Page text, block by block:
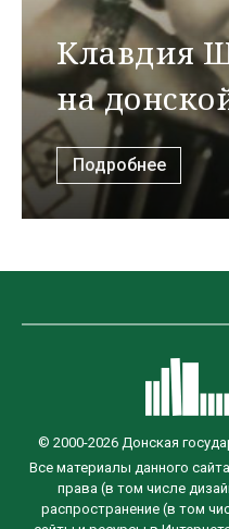
Клавдия
на
Подробнее
© 2000-2026 Донская
Все материалы данного
права (в том числе
распространение (в том